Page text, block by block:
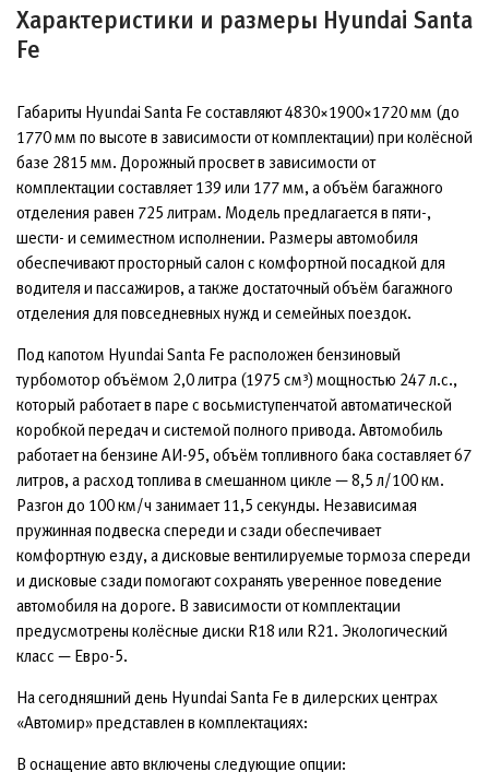
Характеристики и размеры Hyundai Santa
Fe
Габариты Hyundai Santa Fe составляют 4830×1900×1720 мм (до
1770 мм по высоте в зависимости от комплектации) при колёсной
базе 2815 мм. Дорожный просвет в зависимости от
комплектации составляет 139 или 177 мм, а объём багажного
отделения равен 725 литрам. Модель предлагается в пяти-,
шести- и семиместном исполнении. Размеры автомобиля
обеспечивают просторный салон с комфортной посадкой для
водителя и пассажиров, а также достаточный объём багажного
отделения для повседневных нужд и семейных поездок.
Под капотом Hyundai Santa Fe расположен бензиновый
турбомотор объёмом 2,0 литра (1975 см³) мощностью 247 л.с.,
который работает в паре с восьмиступенчатой автоматической
коробкой передач и системой полного привода. Автомобиль
работает на бензине АИ-95, объём топливного бака составляет 67
литров, а расход топлива в смешанном цикле — 8,5 л/100 км.
Разгон до 100 км/ч занимает 11,5 секунды. Независимая
пружинная подвеска спереди и сзади обеспечивает
комфортную езду, а дисковые вентилируемые тормоза спереди
и дисковые сзади помогают сохранять уверенное поведение
автомобиля на дороге. В зависимости от комплектации
предусмотрены колёсные диски R18 или R21. Экологический
класс — Евро-5.
На сегодняшний день Hyundai Santa Fe в дилерских центрах
«Автомир» представлен в комплектациях:
В оснащение авто включены следующие опции: